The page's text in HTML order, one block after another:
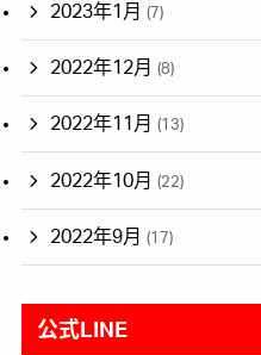
2023年1月 (7)
2022年12月 (8)
2022年11月 (13)
2022年10月 (22)
2022年9月 (17)
公式LINE